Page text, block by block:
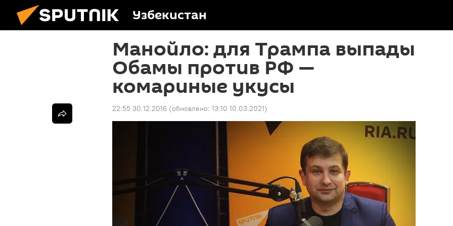
Узбекистан
Манойло: для Трампа выпады
Обамы против РФ —
комариные укусы
22:55 30.12.2016 (обновлено: 13:10 10.03.2021)